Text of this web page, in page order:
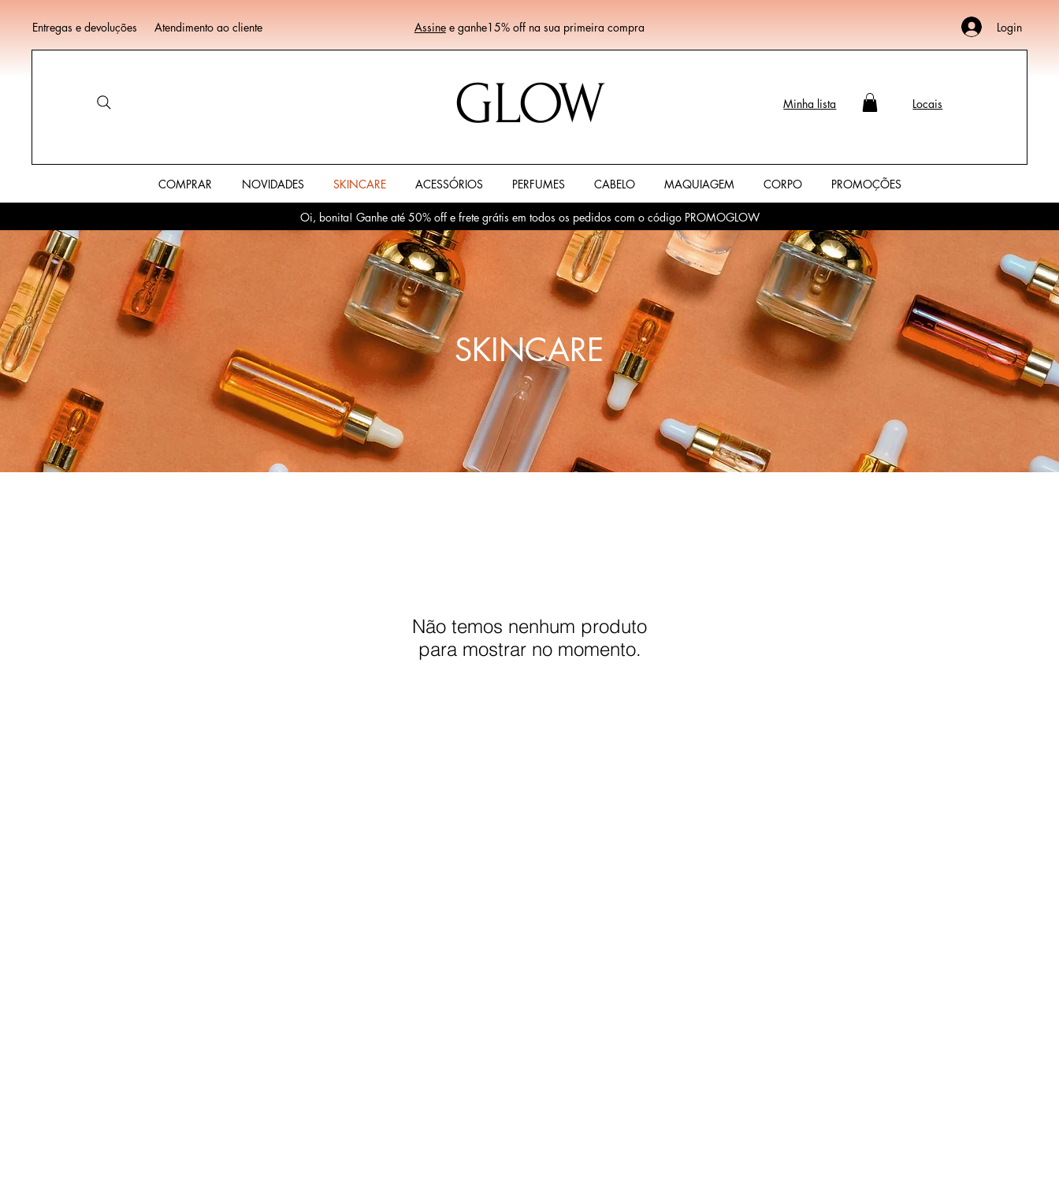
Entregas e devoluções Atendimento ao cliente Assinee ganhe15% off na sua primeira compra Login
GLOW Minha lista Locais
COMPRAR NOVIDADES SKINCARE ACESSÓRIOS PERFUMES CABELO MAQUIAGEM CORPO PROMOÇÕES
Oi, bonita! Ganhe até 50% off e frete grátis em todos os pedidos com o código PROMOGLOW
SKINCARE
Não temos nenhum produto
para mostrar no momento.